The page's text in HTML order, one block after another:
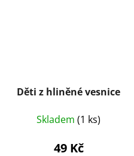
Děti z hliněné vesnice
Skladem (1 ks)
49 Kč